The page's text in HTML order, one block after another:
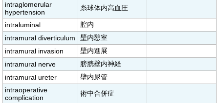
intraglomerular
hypertension
糸球体内高血圧
intraluminal
腔内
intramural diverticulum
壁内憩室
intramural invasion
壁内進展
intramural nerve
膀胱壁内神経
intramural ureter
壁内尿管
intraoperative
complication
術中合併症